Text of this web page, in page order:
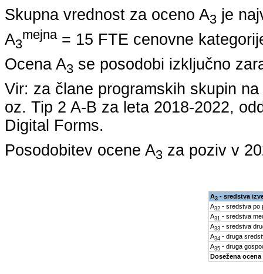
Skupna vrednost za oceno A3 je
A3
mejna= 15 FTE cenovne
Ocena A3 se posodobi izključno
Vir: za člane programskih skupin
oz. Tip 2 A-B za leta 2018-2022,
Digital Forms.
Posodobitev ocene A3 za poziv v
A3- sredstva
A32- sredstva po
A31 - sredstva
A33- sredstva
A34 - druga
A35- druga
Dosežena ocena